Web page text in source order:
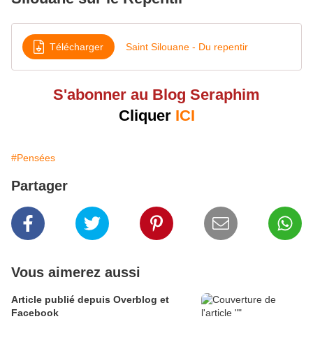
Télécharger Saint Silouane - Du repentir
S'abonner au Blog Seraphim
Cliquer ICI
#Pensées
Partager
Vous aimerez aussi
Article publié depuis Overblog et
Facebook